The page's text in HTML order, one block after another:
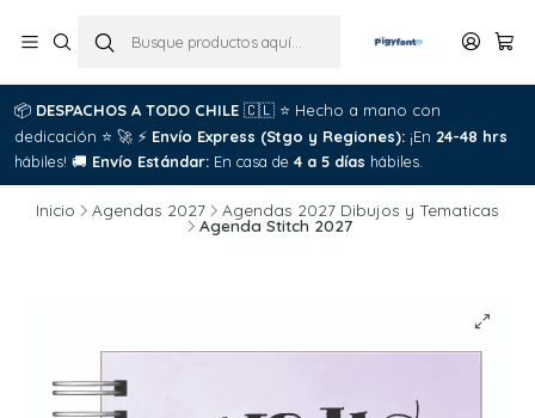
📦 DESPACHOS A TODO CHILE 🇨🇱 ⭐ Hecho a mano con
dedicación ⭐ 🚀 ⚡ Envío Express (Stgo y Regiones): ¡En 24-48 hrs
hábiles! 🚚 Envío Estándar: En casa de 4 a 5 días hábiles.
Inicio Agendas 2027 Agendas 2027 Dibujos y Tematicas
Agenda Stitch 2027